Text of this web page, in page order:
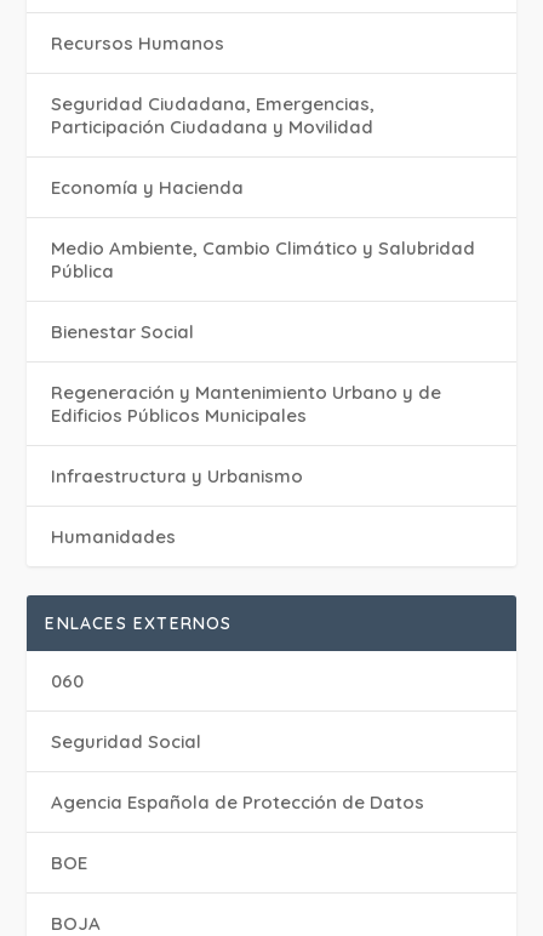
Recursos Humanos
Seguridad Ciudadana, Emergencias,
Participación Ciudadana y Movilidad
Economía y Hacienda
Medio Ambiente, Cambio Climático y Salubridad
Pública
Bienestar Social
Regeneración y Mantenimiento Urbano y de
Edificios Públicos Municipales
Infraestructura y Urbanismo
Humanidades
ENLACES EXTERNOS
060
Seguridad Social
Agencia Española de Protección de Datos
BOE
BOJA